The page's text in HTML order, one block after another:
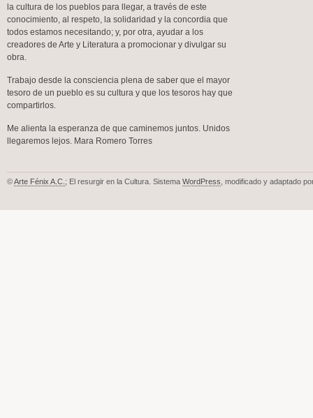
la cultura de los pueblos para llegar, a través de este
conocimiento, al respeto, la solidaridad y la concordia que
todos estamos necesitando; y, por otra, ayudar a los
creadores de Arte y Literatura a promocionar y divulgar su
obra.
Trabajo desde la consciencia plena de saber que el mayor
tesoro de un pueblo es su cultura y que los tesoros hay que
compartirlos.
Me alienta la esperanza de que caminemos juntos. Unidos
llegaremos lejos. Mara Romero Torres
©Arte Fénix A.C. ; El resurgir en la Cultura. Sistema WordPress , modificado y adaptado